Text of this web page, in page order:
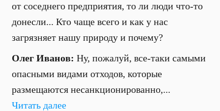
от соседнего предприятия, то ли люди что-то
донесли... Кто чаще всего и как у нас
загрязняет нашу природу и почему?
Олег Иванов: Ну, пожалуй, все-таки самыми
опасными видами отходов, которые
размещаются несанкционированно,...
Читать далее